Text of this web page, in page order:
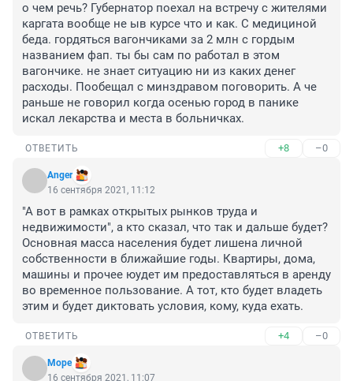
о чем речь? Губернатор поехал на встречу с жителями
каргата вообще не ыв курсе что и как. С медициной
беда. гордяться вагончиками за 2 млн с гордым
названием фап. ты бы сам по работал в этом
вагончике. не знает ситуацию ни из каких денег
расходы. Пообещал с минздравом поговорить. А че
раньше не говорил когда осенью город в панике
искал лекарства и места в больничках.
ОТВЕТИТЬ +8 –0
Anger
16 сентября 2021, 11:12
"А вот в рамках открытых рынков труда и
недвижимости", а кто сказал, что так и дальше будет?
Основная масса населения будет лишена личной
собственности в ближайшие годы. Квартиры, дома,
машины и прочее юудет им предоставляться в аренду
во временное пользование. А тот, кто будет владеть
этим и будет диктовать условия, кому, куда ехать.
ОТВЕТИТЬ +4 –0
Море
16 сентября 2021, 11:07